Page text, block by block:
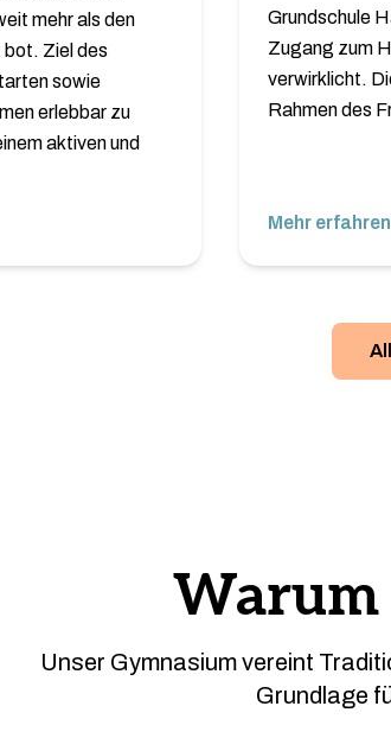
mehr als den
bot. Ziel des
sowie
erlebbar zu
aktiven und
Grundschule
Zugang zum
verwirklicht.
Rahmen des
Mehr erfahren
Warum
Unser Gymnasium vereint
Grundlage